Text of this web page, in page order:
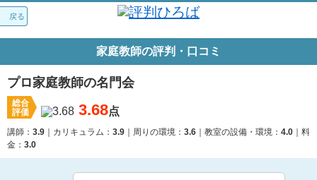
戻る
家庭教師の評判・口コミ
プロ家庭教師の名門会
総合
評価
3.68点
講師： 3.9 カリキュラム： 3.9 周りの環境： 3.6 教室の設備・環境： 4.0
料
金： 3.0